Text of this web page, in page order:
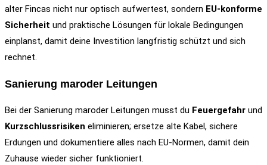
alter Fincas nicht nur optisch aufwertest, sondern EU-konforme
Sicherheit und praktische Lösungen für lokale Bedingungen
einplanst, damit deine Investition langfristig schützt und sich
rechnet.
Sanierung maroder Leitungen
Bei der Sanierung maroder Leitungen musst du Feuergefahr und
Kurzschlussrisiken eliminieren; ersetze alte Kabel, sichere
Erdungen und dokumentiere alles nach EU-Normen, damit dein
Zuhause wieder sicher funktioniert.